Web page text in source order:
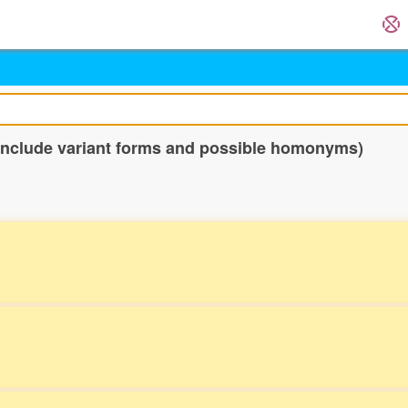
variant forms and possible homonyms)